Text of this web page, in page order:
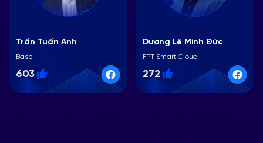
Trần Tuấn Anh
Base
603
Dương Lê Minh Đức
FPT Smart Cloud
272